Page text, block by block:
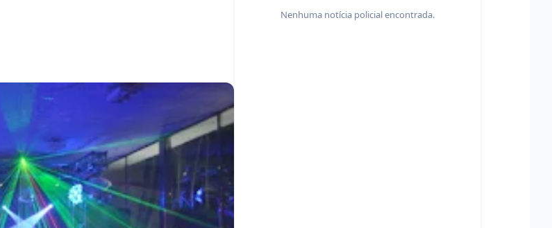
Nenhuma notícia policial encontrada.